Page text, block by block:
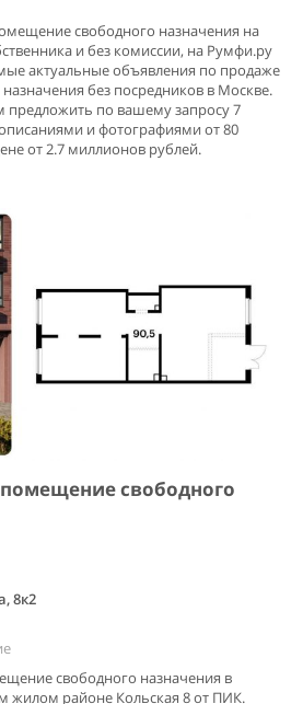
свободного назначения на
и без комиссии, на Румфи.ру
актуальные объявления по продаже
без посредников в Москве.
по вашему запросу 7
и фотографиями от 80
от 2.7 миллионов рублей.
свободного
8к2
свободного назначения в
жилом районе Кольская 8 от ПИК.